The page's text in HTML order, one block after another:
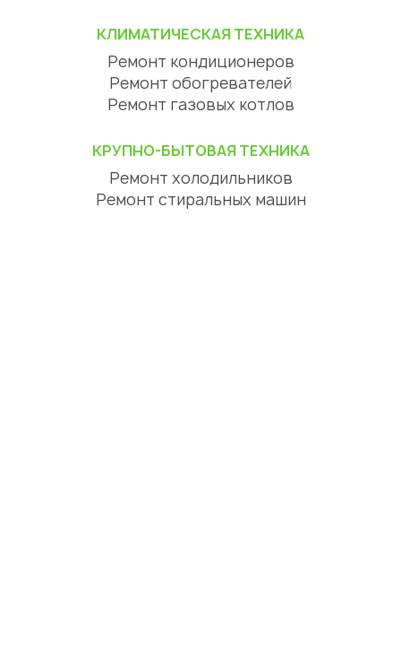
КЛИМАТИЧЕСКАЯ ТЕХНИКА
Ремонт кондиционеров
Ремонт обогревателей
Ремонт газовых котлов
КРУПНО-БЫТОВАЯ ТЕХНИКА
Ремонт холодильников
Ремонт стиральных машин